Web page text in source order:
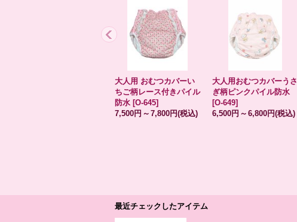
大人用 おむつカバーい
ちご柄レース付きパイル
防水 [O-645]
7,500円 ～ 7,800円(税込)
大人用おむつカバーうさ
ぎ柄ピンクパイル防水
[O-649]
6,500円 ～ 6,800円(税込)
最近チェックしたアイテム